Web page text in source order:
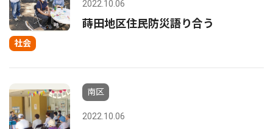
社会
2022.10.06
蒔田地区住民防災語り合う
南区
2022.10.06